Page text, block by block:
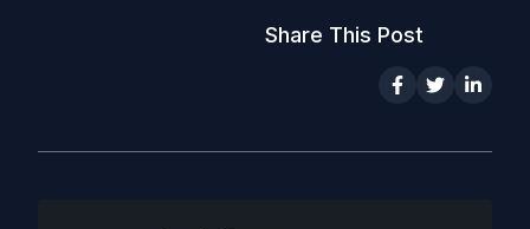
Share This Post